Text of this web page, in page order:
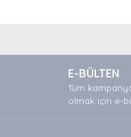
E-BÜLTEN
Tüm
olmak için e-